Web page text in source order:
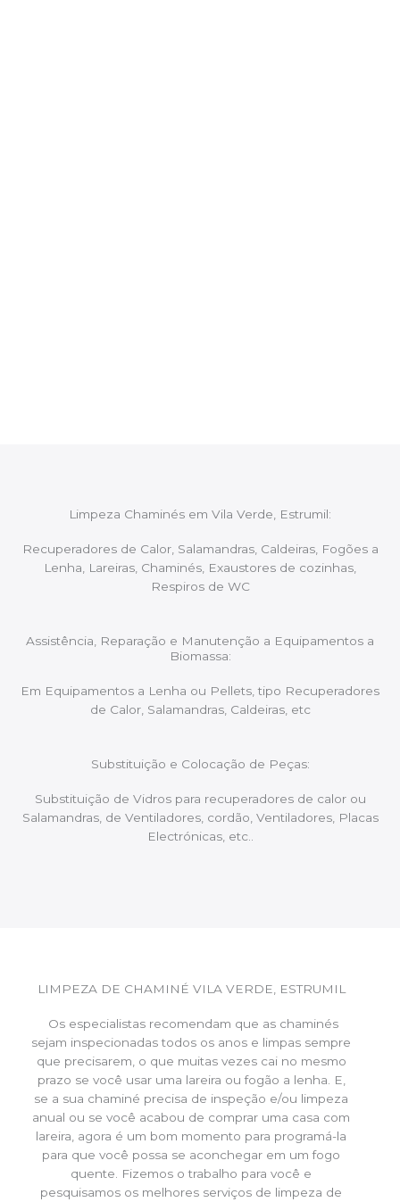
Limpeza Chaminés em Vila Verde, Estrumil:
Recuperadores de Calor, Salamandras, Caldeiras, Fogões a
Lenha, Lareiras, Chaminés, Exaustores de cozinhas,
Respiros de WC
Assistência, Reparação e Manutenção a Equipamentos a
Biomassa:
Em Equipamentos a Lenha ou Pellets, tipo Recuperadores
de Calor, Salamandras, Caldeiras, etc
Substituição e Colocação de Peças:
Substituição de Vidros para recuperadores de calor ou
Salamandras, de Ventiladores, cordão, Ventiladores, Placas
Electrónicas, etc..
LIMPEZA DE CHAMINÉ VILA VERDE, ESTRUMIL
Os especialistas recomendam que as chaminés
sejam inspecionadas todos os anos e limpas sempre
que precisarem, o que muitas vezes cai no mesmo
prazo se você usar uma lareira ou fogão a lenha. E,
se a sua chaminé precisa de inspeção e/ou limpeza
anual ou se você acabou de comprar uma casa com
lareira, agora é um bom momento para programá-la
para que você possa se aconchegar em um fogo
quente. Fizemos o trabalho para você e
pesquisamos os melhores serviços de limpeza de